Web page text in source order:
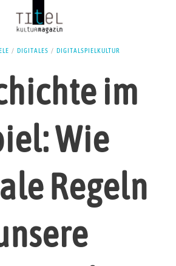
/ DIGITALES / DIGITALSPIELKULTUR
im
Wie
Regeln